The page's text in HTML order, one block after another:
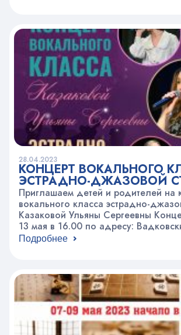
и конкурсах за этот учебный год,
выпускников с педагогами и
Приглашаем разделить с нами
28.04.2023
КОНЦЕРТ ВОКАЛЬНОГО
ЭСТРАДНО-ДЖАЗОВОЙ
Приглашаем детей и родителей на
вокального класса эстрадно-
Казаковой Ульяны Сергеевны
13 мая в 16.00 по адресу:
Подробнее